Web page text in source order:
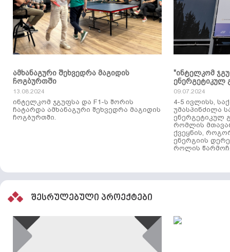
ამხანაგური შეხვედრა მაგიდის
ჩოგბურთში
13.08.2024
ინტელკომ ჯგუფსა და F1-ს შორის
ჩატარდა ამხანაგური შეხვედრა მაგიდის
ჩოგბურთში.
"ინტელკომ
ენერგეტიკულ
09.07.2024
4-5 ივლისს,
უმასპინძილა
ენერგეტიკულ
რომლის
ქვეყნის,
ენერგიის
როლის
შესრულებული პროექტები